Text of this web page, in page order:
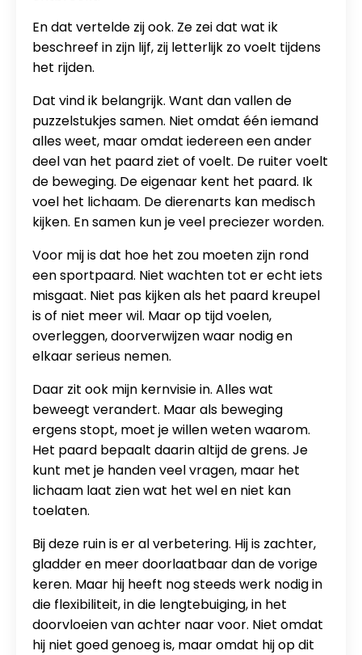
En dat vertelde zij ook. Ze zei dat wat ik
beschreef in zijn lijf, zij letterlijk zo voelt tijdens
het rijden.
Dat vind ik belangrijk. Want dan vallen de
puzzelstukjes samen. Niet omdat één iemand
alles weet, maar omdat iedereen een ander
deel van het paard ziet of voelt. De ruiter voelt
de beweging. De eigenaar kent het paard. Ik
voel het lichaam. De dierenarts kan medisch
kijken. En samen kun je veel preciezer worden.
Voor mij is dat hoe het zou moeten zijn rond
een sportpaard. Niet wachten tot er echt iets
misgaat. Niet pas kijken als het paard kreupel
is of niet meer wil. Maar op tijd voelen,
overleggen, doorverwijzen waar nodig en
elkaar serieus nemen.
Daar zit ook mijn kernvisie in. Alles wat
beweegt verandert. Maar als beweging
ergens stopt, moet je willen weten waarom.
Het paard bepaalt daarin altijd de grens. Je
kunt met je handen veel vragen, maar het
lichaam laat zien wat het wel en niet kan
toelaten.
Bij deze ruin is er al verbetering. Hij is zachter,
gladder en meer doorlaatbaar dan de vorige
keren. Maar hij heeft nog steeds werk nodig in
die flexibiliteit, in die lengtebuiging, in het
doorvloeien van achter naar voor. Niet omdat
hij niet goed genoeg is, maar omdat hij op dit